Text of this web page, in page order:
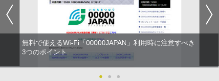
無料で使えるWi-Fi「00000JAPAN」利用時に注意すべき
3つのポイント
● ● ●